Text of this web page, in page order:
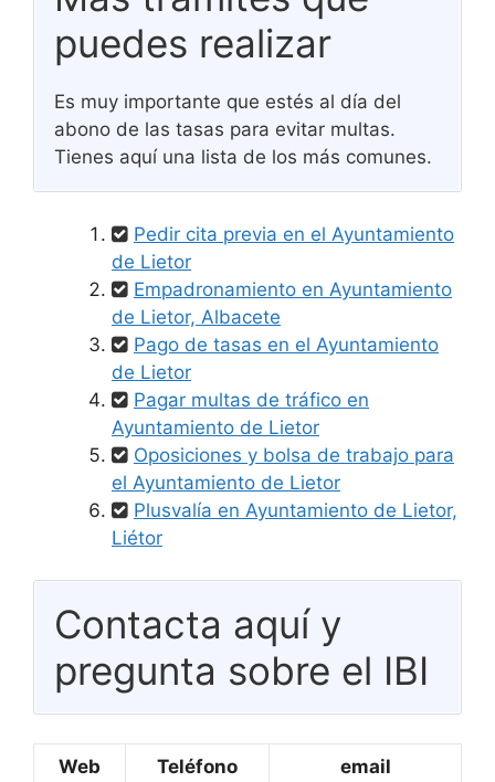
puedes realizar
Es muy importante que estés al día del
abono de las tasas para evitar multas.
Tienes aquí una lista de los más comunes.
Pedir cita previa en el Ayuntamiento
de Lietor
Empadronamiento en Ayuntamiento
de Lietor, Albacete
Pago de tasas en el Ayuntamiento
de Lietor
Pagar multas de tráfico en
Ayuntamiento de Lietor
Oposiciones y bolsa de trabajo para
el Ayuntamiento de Lietor
Plusvalía en Ayuntamiento de Lietor,
Liétor
Contacta aquí y
pregunta sobre el IBI
Web Teléfono email